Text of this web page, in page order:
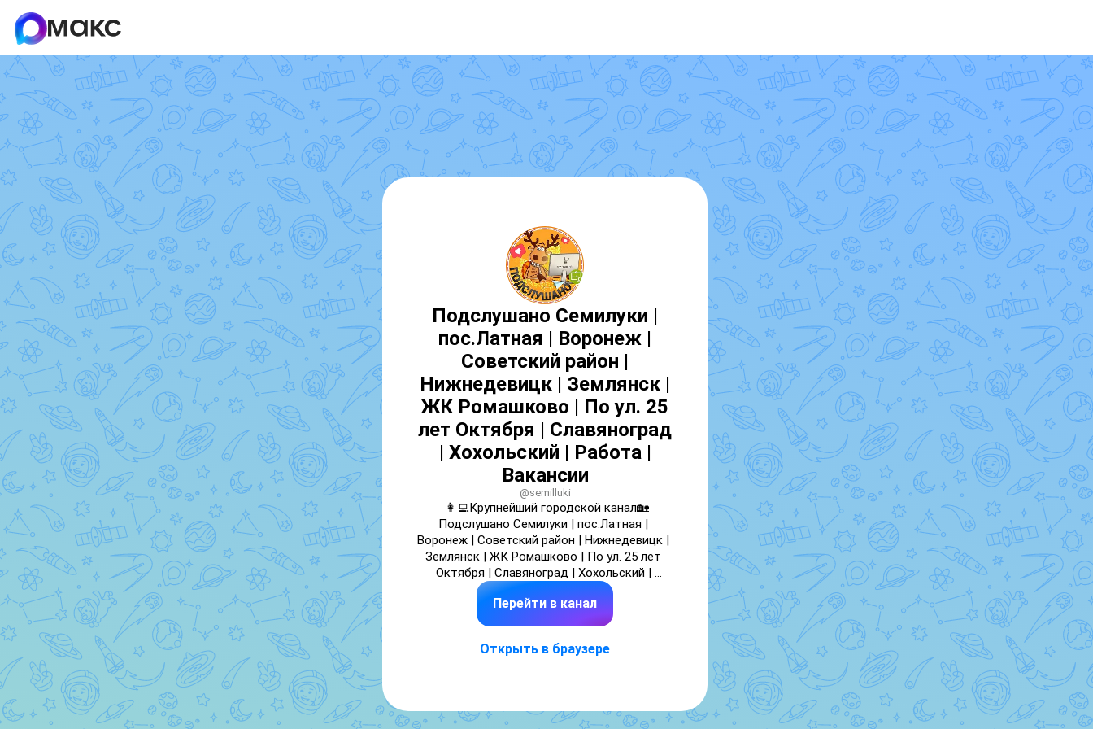
Подслушано Семилуки |
пос.Латная | Воронеж |
Советский район |
Нижнедевицк | Землянск |
ЖК Ромашково | По ул. 25
лет Октября | Славяноград
| Хохольский | Работа |
Вакансии
@semilluki
👩‍💻Крупнейший городской канал🏡
Подслушано Семилуки | пос.Латная |
Воронеж | Советский район | Нижнедевицк |
Землянск | ЖК Ромашково | По ул. 25 лет
Октября | Славяноград | Хохольский |
Новости | Вакансии | Работа | Объявления
____________________
📈 Реклама на канале - 👉
Перейти в канал
Открыть в браузере